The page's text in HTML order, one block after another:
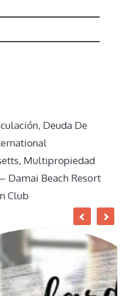
, Deuda De
, Multipropiedad
Damai Beach Resort
Club